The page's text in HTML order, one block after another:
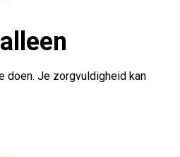
doen. Je zorgvuldigheid kan